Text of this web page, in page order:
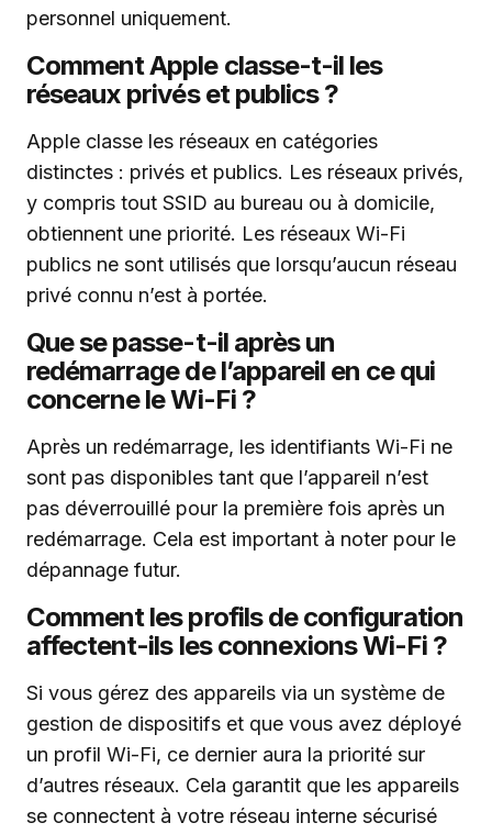
personnel uniquement.
Comment Apple classe-t-il les
réseaux privés et publics ?
Apple classe les réseaux en catégories
distinctes : privés et publics. Les réseaux privés,
y compris tout SSID au bureau ou à domicile,
obtiennent une priorité. Les réseaux Wi-Fi
publics ne sont utilisés que lorsqu’aucun réseau
privé connu n’est à portée.
Que se passe-t-il après un
redémarrage de l’appareil en ce qui
concerne le Wi-Fi ?
Après un redémarrage, les identifiants Wi-Fi ne
sont pas disponibles tant que l’appareil n’est
pas déverrouillé pour la première fois après un
redémarrage. Cela est important à noter pour le
dépannage futur.
Comment les profils de configuration
affectent-ils les connexions Wi-Fi ?
Si vous gérez des appareils via un système de
gestion de dispositifs et que vous avez déployé
un profil Wi-Fi, ce dernier aura la priorité sur
d’autres réseaux. Cela garantit que les appareils
se connectent à votre réseau interne sécurisé